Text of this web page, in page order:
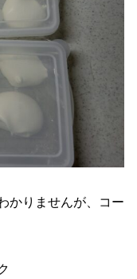
かりませんが、コー